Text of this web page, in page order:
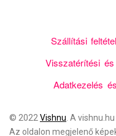
Szállítási
Visszatérítési
Adatkezelés
© 2022 Vishnu . A vishnu.hu
Az oldalon megjelenő